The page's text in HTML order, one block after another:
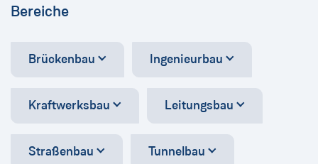
Bereiche
Brückenbau Ingenieurbau
Kraftwerksbau Leitungsbau
Straßenbau Tunnelbau